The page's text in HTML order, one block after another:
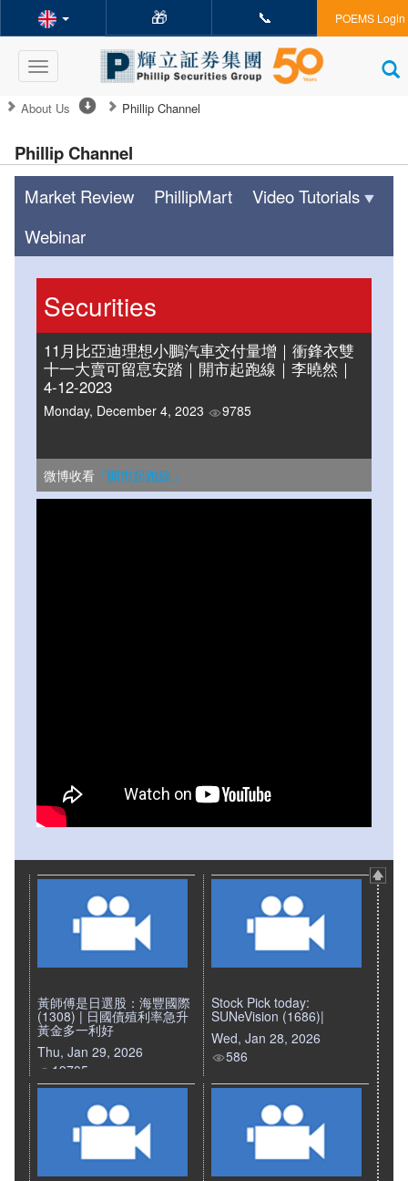
🎁 📞 POEMS Login
Toggle
navigation
About Us Phillip Channel
Phillip Channel
Market Review PhillipMart
Video Tutorials
Webinar
Securities
11月比亞迪理想小鵬汽車交付量增｜衝鋒衣雙
十一大賣可留恴安踏｜開市起跑線｜李曉然｜
4-12-2023
Monday, December 4, 2023 9785
微博收看 「開市起跑線」
黃師傅是日選股：海豐國際
(1308) | 日國債殖利率急升
黃金多一利好
Thu, Jan 29, 2026
19705
Stock Pick today:
SUNeVision (1686)|
Wed, Jan 28, 2026
586